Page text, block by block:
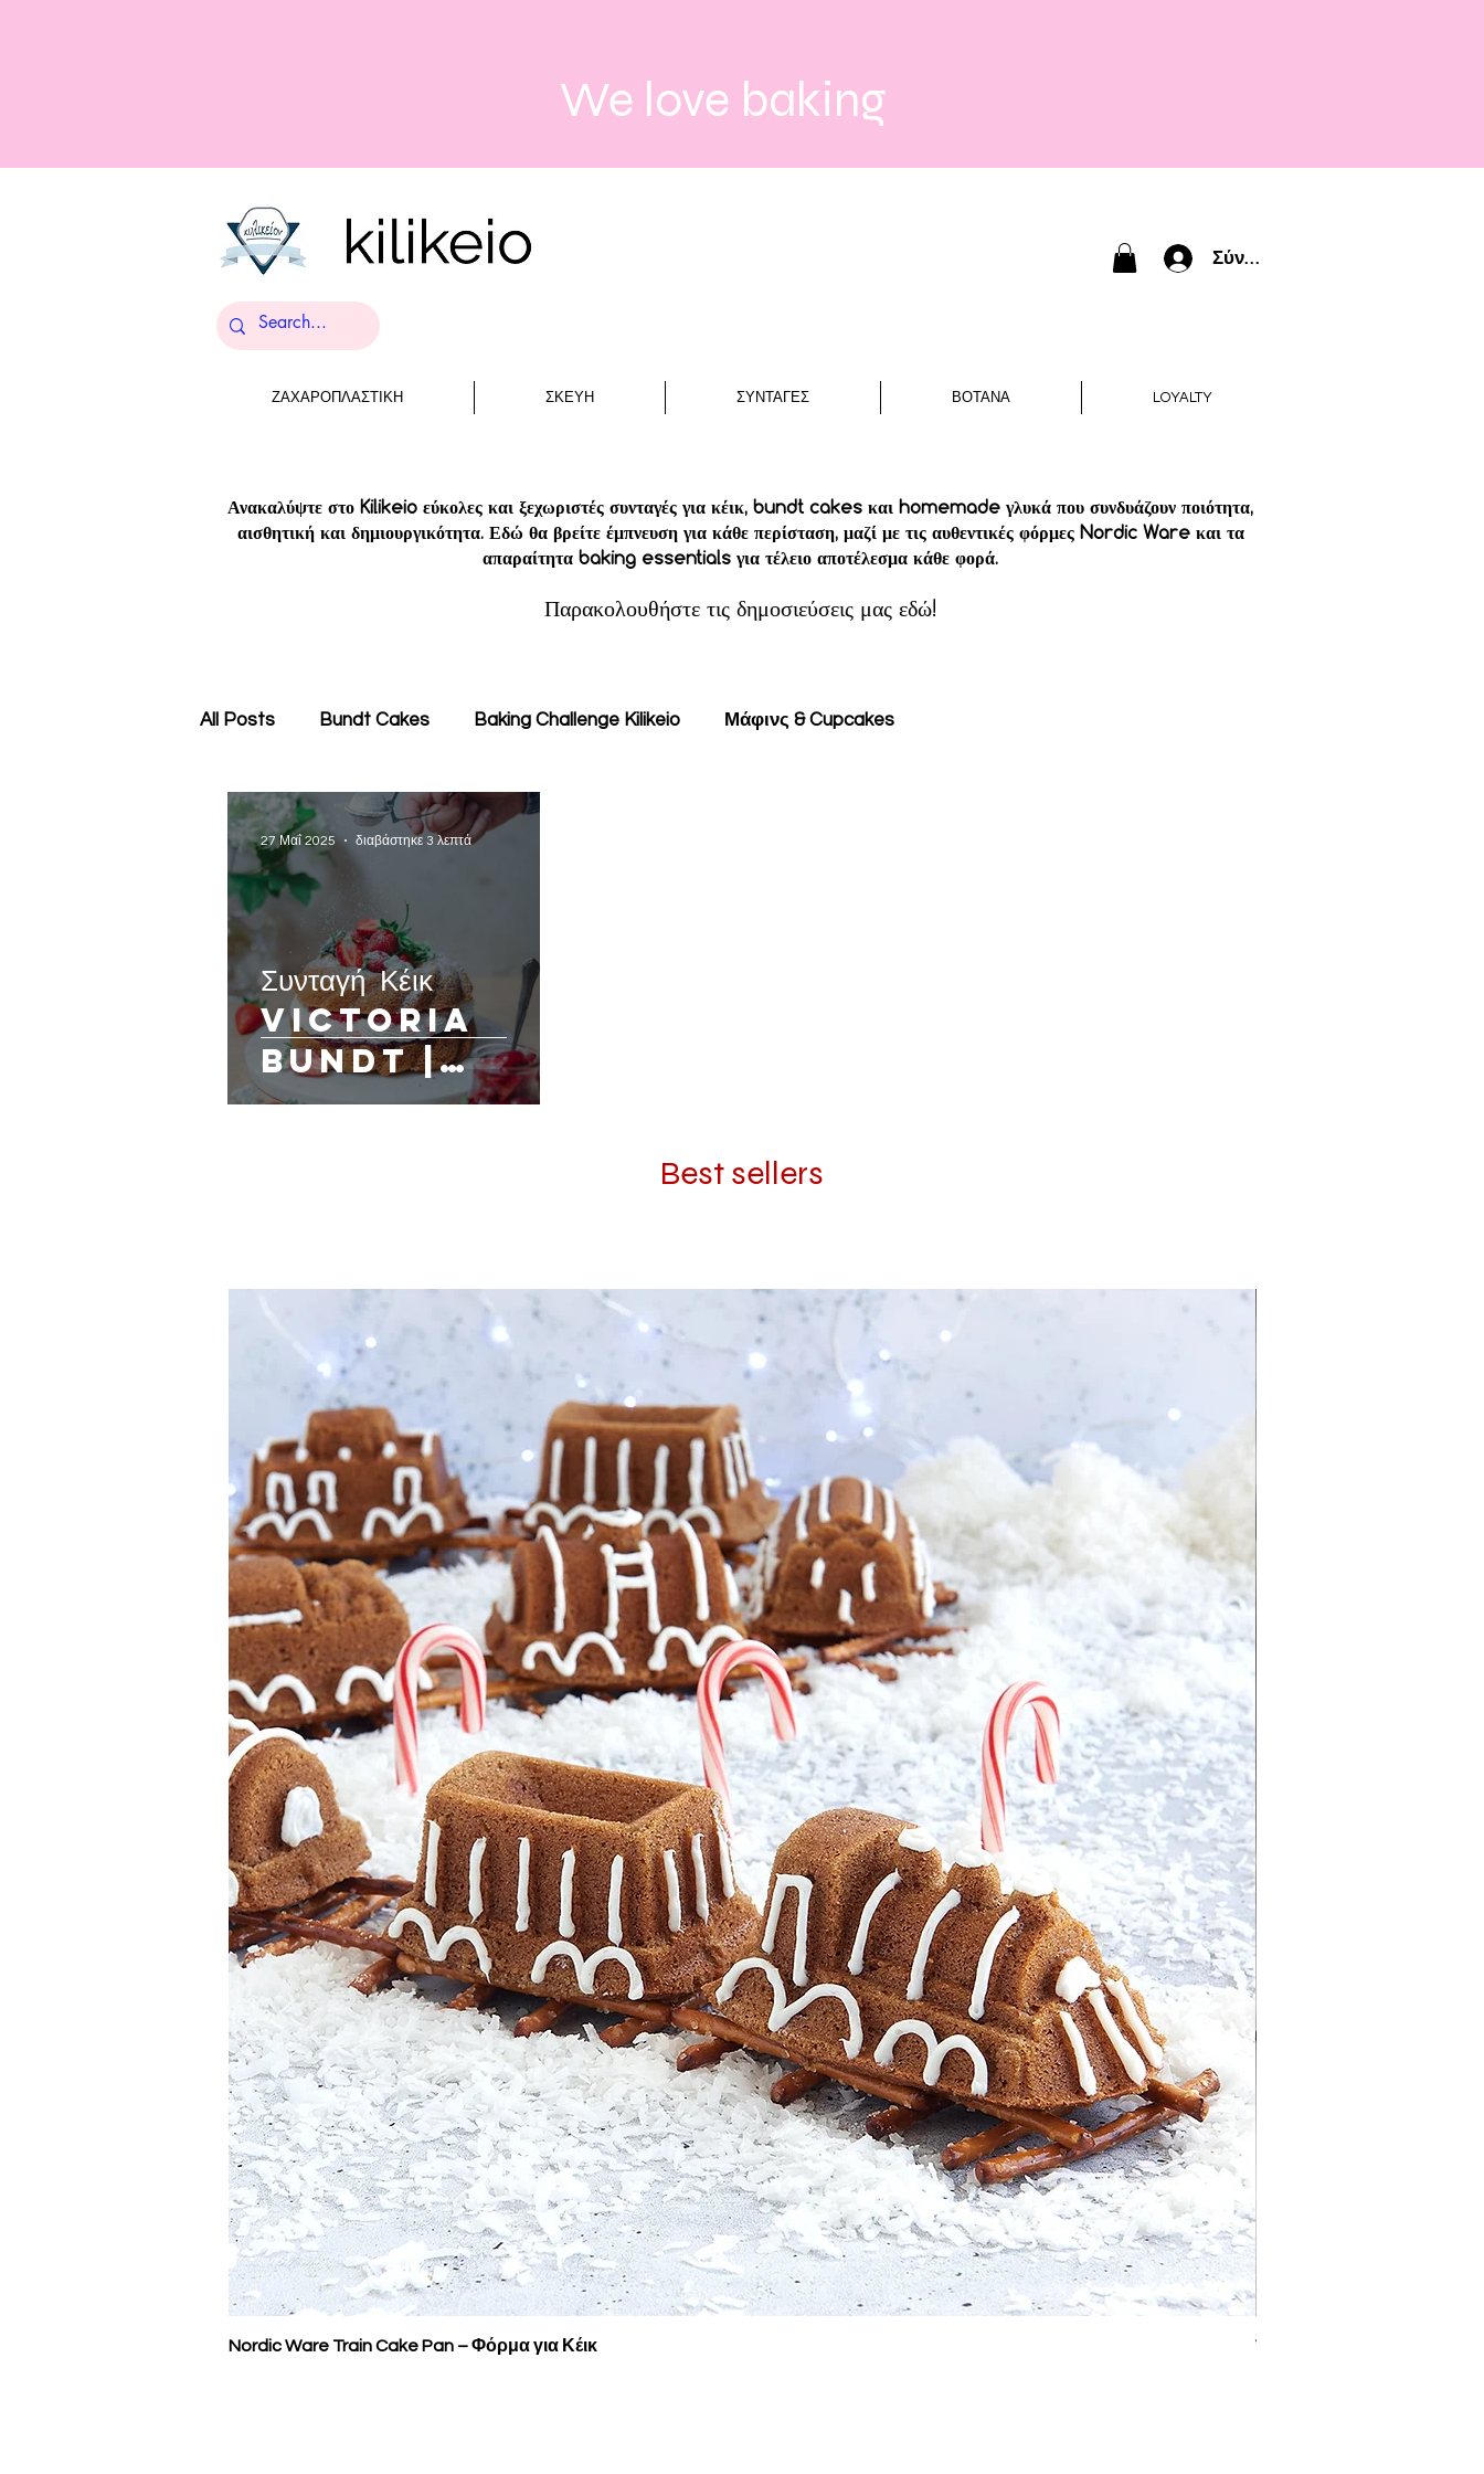
We love baking
Σύνδεση
ΖΑΧΑΡΟΠΛΑΣΤΙΚΗ ΣΚΕΥΗ ΣΥΝΤΑΓΕΣ ΒΟΤΑΝΑ LOYALTY
Ανακαλύψτε στο Kilikeio εύκολες και ξεχωριστές συνταγές για κέικ, bundt cakes και homemade γλυκά που συνδυάζουν ποιότητα,
αισθητική και δημιουργικότητα. Εδώ θα βρείτε έμπνευση για κάθε περίσταση, μαζί με τις αυθεντικές φόρμες Nordic Ware και τα
απαραίτητα baking essentials για τέλειο αποτέλεσμα κάθε φορά.
Παρακολουθήστε τις δημοσιεύσεις μας εδώ!
All Posts Bundt Cakes Baking Challenge Kilikeio Μάφινς & Cupcakes
Συνταγή Κέικ
Victoria
Bundt |
Εντυπωσιακή Τούρτα
27 Μαΐ 2025 διαβάστηκε 3 λεπτά
Best sellers
Nordic Ware Train Cake Pan – Φόρμα για Κέικ Vaulted Cathedral Bundt®